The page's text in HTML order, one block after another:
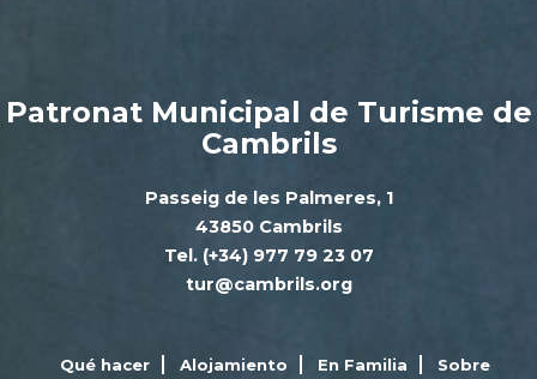
Patronat Municipal de Turisme de
Cambrils
Passeig de les Palmeres, 1
43850 Cambrils
Tel. (+34) 977 79 23 07
tur@cambrils.org
Qué hacer Alojamiento En Familia Sobre